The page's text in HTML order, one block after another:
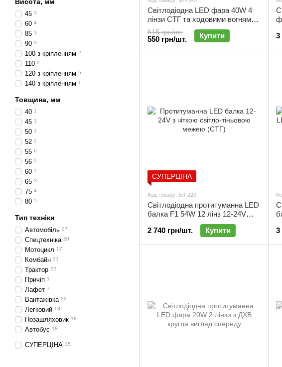
Світлодіодна LED фара 40W 4
лінзи СТГ та ходовими вогнями |
ФЛ-345
615 грн/шт.
550 грн/шт. Купити 3
СУПЕРЦІНА
Код товару: БЛ-220
Світлодіодна протитуманна LED
балка F1 54W 12 лінз 12-24V
ближнє світло | БЛ-220
2 740 грн/шт.
Купити
3
45 3
60 4
85 3
90 3
100 з кріпленням 2
110 2
120 з кріпленням 5
140 з кріпленням 1
Товщина, мм
40 1
45 1
50 1
52 2
55 6
56 2
60 1
65 3
75 4
80 5
Тип техніки
Автомобіль 27
Спецтехніка 20
Мотоцикл 17
Комбайн 21
Трактор 22
Причіп 1
Лафет 7
Вантажівка 22
Легковий 18
Позашляховик 18
Автобус 18
СУПЕРЦІНА 15